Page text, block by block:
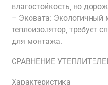
влагостойкость‚ но
– Эковата: Экологичный
теплоизолятор‚ требует
для монтажа.
СРАВНЕНИЕ
Характеристика